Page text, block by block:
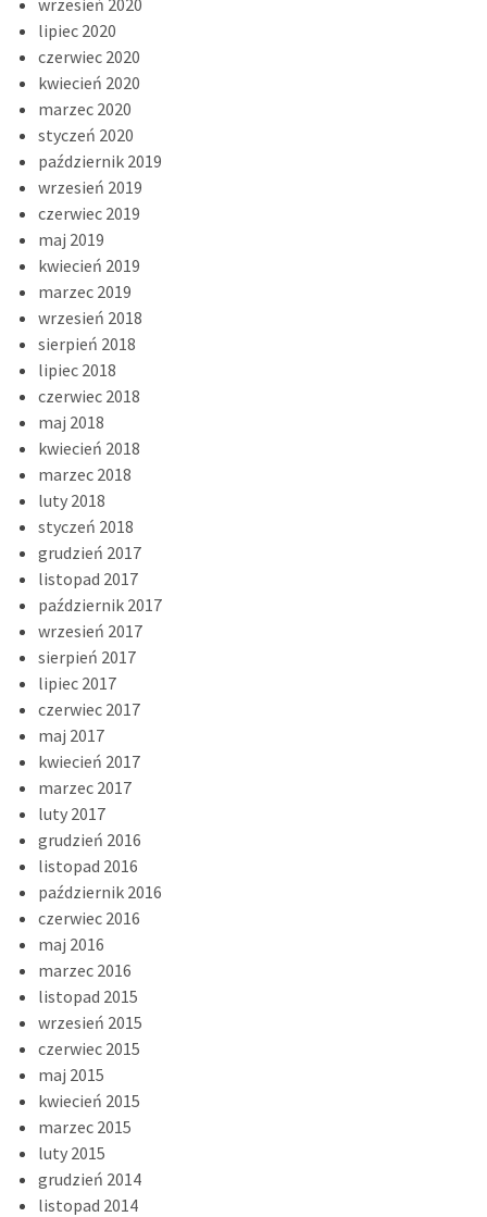
lipiec 2020
czerwiec 2020
kwiecień 2020
marzec 2020
styczeń 2020
październik 2019
wrzesień 2019
czerwiec 2019
maj 2019
kwiecień 2019
marzec 2019
wrzesień 2018
sierpień 2018
lipiec 2018
czerwiec 2018
maj 2018
kwiecień 2018
marzec 2018
luty 2018
styczeń 2018
grudzień 2017
listopad 2017
październik 2017
wrzesień 2017
sierpień 2017
lipiec 2017
czerwiec 2017
maj 2017
kwiecień 2017
marzec 2017
luty 2017
grudzień 2016
listopad 2016
październik 2016
czerwiec 2016
maj 2016
marzec 2016
listopad 2015
wrzesień 2015
czerwiec 2015
maj 2015
kwiecień 2015
marzec 2015
luty 2015
grudzień 2014
listopad 2014